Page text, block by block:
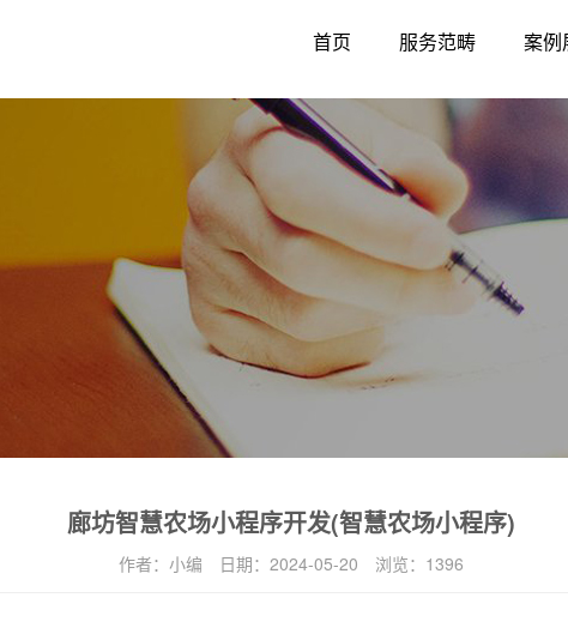
首页 服务范畴 案例
廊坊智慧农场小程序开发(智慧农场小程序)
作者： 小编 日期： 2024-05-20 浏览： 1396